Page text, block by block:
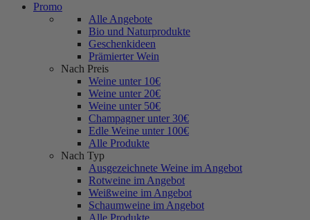
Promo
Alle Angebote
Bio und Naturprodukte
Geschenkideen
Prämierter Wein
Nach Preis
Weine unter 10€
Weine unter 20€
Weine unter 50€
Champagner unter 30€
Edle Weine unter 100€
Alle Produkte
Nach Typ
Ausgezeichnete Weine im Angebot
Rotweine im Angebot
Weißweine im Angebot
Schaumweine im Angebot